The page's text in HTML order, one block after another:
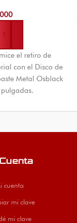
al carrito
el retiro de
con el Disco de
Metal Osblack
de
cuenta
mi clave
mi clave